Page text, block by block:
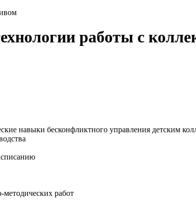
работы с
навыки бесконфликтного управления детским
методических работ